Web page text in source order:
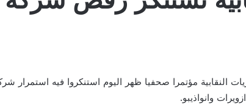
وانواذيبو.